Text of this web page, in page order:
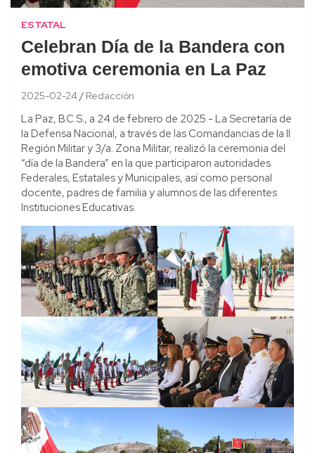
ESTATAL
Celebran Día de la Bandera con
emotiva ceremonia en La Paz
2025-02-24 Redacción
La Paz, B.C.S., a 24 de febrero de 2025.- La Secretaría de
la Defensa Nacional, a través de las Comandancias de la II
Región Militar y 3/a. Zona Militar, realizó la ceremonia del
“día de la Bandera” en la que participaron autoridades
Federales, Estatales y Municipales, así como personal
docente, padres de familia y alumnos de las diferentes
Instituciones Educativas.